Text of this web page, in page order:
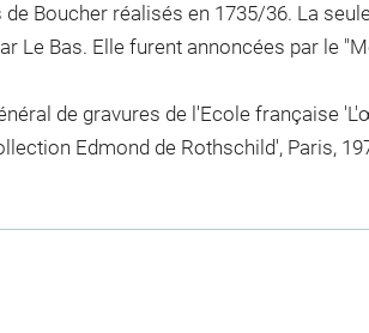
Boucher réalisés en 1735/36. La
Le Bas. Elle furent annoncées par le
de gravures de l'Ecole française
Edmond de Rothschild', Paris,